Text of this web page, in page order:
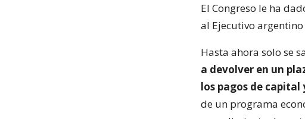
El Congreso le ha
al Ejecutivo
Hasta ahora solo se
a devolver en un
los pagos de capital
de un programa